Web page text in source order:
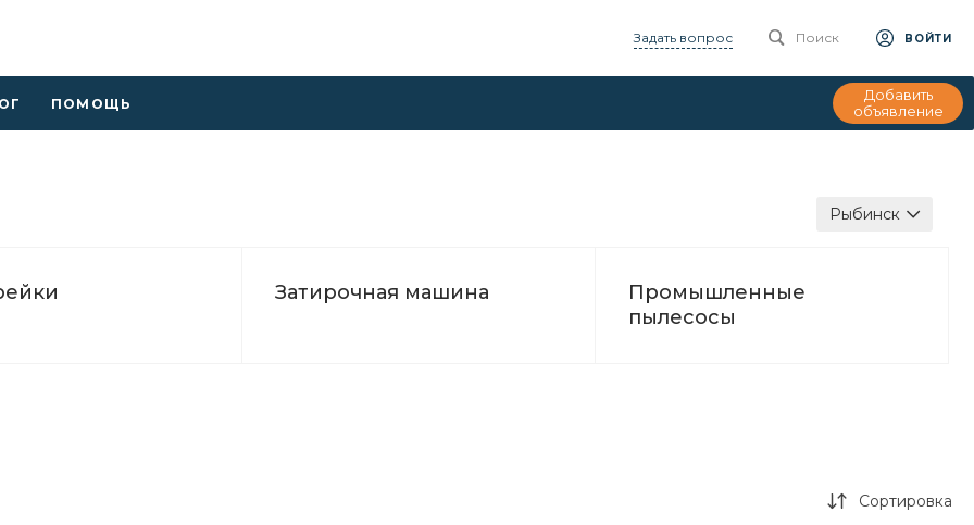
Задать вопрос Поиск ВОЙТИ
ПОМОЩЬ
Добавить
объявление
Рыбинск
Затирочная машина
Промышленные
пылесосы
Сортировка